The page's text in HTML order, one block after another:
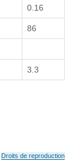
0.16
86
3.3
Droits de reproduction